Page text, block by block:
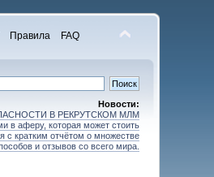
Правила FAQ
Новости:
В РЕКРУТСКОМ МЛМ
в аферу, которая может стоить
с кратким отчётом о множестве
и отзывов со всего мира.